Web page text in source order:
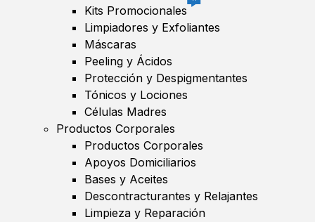
Kits Promocionales
Limpiadores y Exfoliantes
Máscaras
Peeling y Ácidos
Protección y Despigmentantes
Tónicos y Lociones
Células Madres
Productos Corporales
Productos Corporales
Apoyos Domiciliarios
Bases y Aceites
Descontracturantes y Relajantes
Limpieza y Reparación